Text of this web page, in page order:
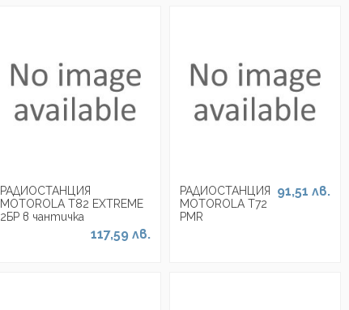
РАДИОСТАНЦИЯ
MOTOROLA T82 EXTREME
2БР в чантичка
117,59 лв.
РАДИОСТАНЦИЯ
MOTOROLA Т72
PMR
91,51 лв.